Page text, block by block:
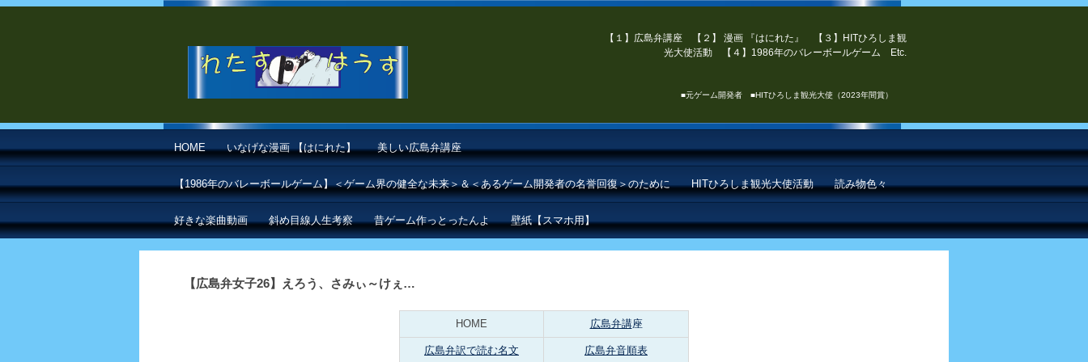
【１】広島弁講座 【２】 漫画 『はにれた』 【３】HITひろしま観
光大使活動 【４】1986年のバレーボールゲーム Etc.
■元ゲーム開発者 ■HITひろしま観光大使（2023年間賞）
HOME いなげな漫画 【はにれた】 美しい広島弁講座
【1986年のバレーボールゲーム】＜ゲーム界の健全な未来＞＆＜あるゲーム開発者の名誉回復＞のために HITひろしま観光大使活動 読み物色々
好きな楽曲動画 斜め目線人生考察 昔ゲーム作っとったんよ 壁紙【スマホ用】
【広島弁女子26】えろう、さみぃ～けぇ…
HOME 広島弁講座
広島弁訳で読む名文 広島弁音順表